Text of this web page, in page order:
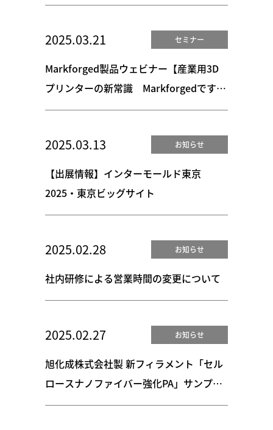
2025.03.21 セミナー
Markforged製品ウェビナー【産業用3D
プリンターの新常識 Markforgedですぐ
に実践可能な生産改善 】実施のお知らせ
2025.03.13 お知らせ
【出展情報】インターモールド東京
2025・東京ビッグサイト
2025.02.28 お知らせ
社内研修による営業時間の変更について
2025.02.27 お知らせ
旭化成株式会社製 新フィラメント「セル
ロースナノファイバー強化PA」サンプル
配布キャンペーン実施のお知らせ